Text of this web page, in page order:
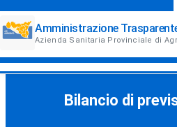
Amministrazione
Azienda Sanitaria Provinciale di
Bilancio di